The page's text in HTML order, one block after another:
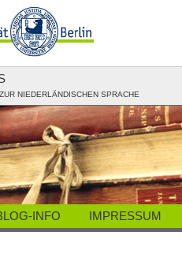
NIEDERLÄNDISCHEN SPRACHE
INFO IMPRESSUM